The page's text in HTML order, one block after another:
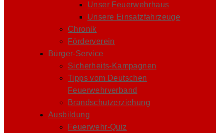
Unser Feuerwehrhaus
Unsere Einsatzfahrzeuge
Chronik
Förderverein
Bürger-Service
Sicherheits-Kampagnen
Tipps vom Deutschen
Feuerwehrverband
Brandschutzerziehung
Ausbildung
Feuerwehr-Quiz